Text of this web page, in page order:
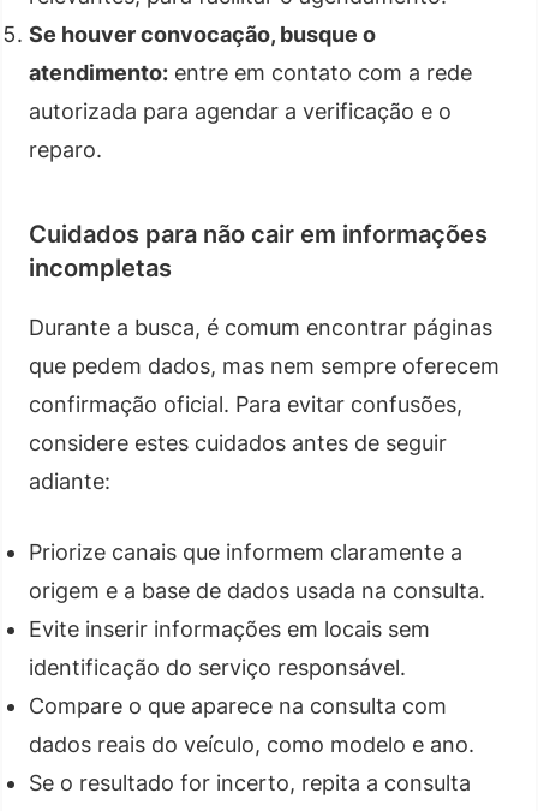
Se houver convocação, busque o
atendimento: entre em contato com a rede
autorizada para agendar a verificação e o
reparo.
Cuidados para não cair em informações
incompletas
Durante a busca, é comum encontrar páginas
que pedem dados, mas nem sempre oferecem
confirmação oficial. Para evitar confusões,
considere estes cuidados antes de seguir
adiante:
Priorize canais que informem claramente a
origem e a base de dados usada na consulta.
Evite inserir informações em locais sem
identificação do serviço responsável.
Compare o que aparece na consulta com
dados reais do veículo, como modelo e ano.
Se o resultado for incerto, repita a consulta